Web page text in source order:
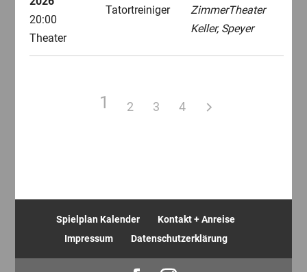
20:00
Theater
ZimmerTheater
Keller, Speyer
1 2 3 4
Spielplan Kalender
Kontakt + Anreise
Impressum
Datenschutzerklärung